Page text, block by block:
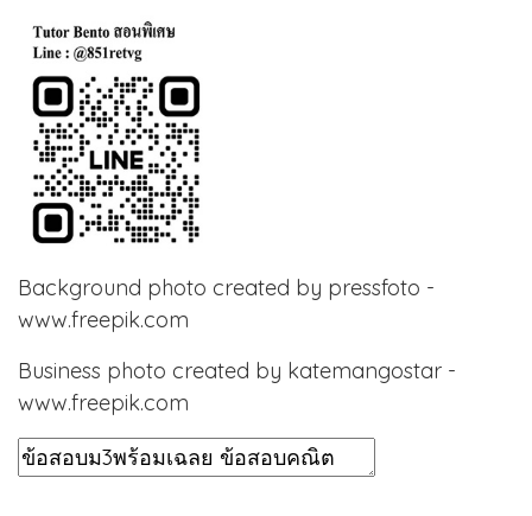
Background photo created by pressfoto -
www.freepik.com
Business photo created by katemangostar -
www.freepik.com